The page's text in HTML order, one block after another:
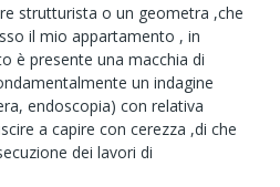
strutturista o un geometra ,che
il mio appartamento , in
è presente una macchia di
un indagine
endoscopia) con relativa
a capire con cerezza ,di che
dei lavori di